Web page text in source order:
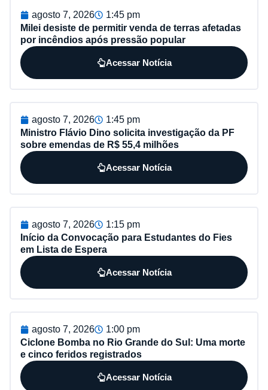
agosto 7, 2026
1:45 pm
Milei desiste de permitir venda de terras afetadas
por incêndios após pressão popular
Acessar Notícia
agosto 7, 2026
1:45 pm
Ministro Flávio Dino solicita investigação da PF
sobre emendas de R$ 55,4 milhões
Acessar Notícia
agosto 7, 2026
1:15 pm
Início da Convocação para Estudantes do Fies
em Lista de Espera
Acessar Notícia
agosto 7, 2026
1:00 pm
Ciclone Bomba no Rio Grande do Sul: Uma morte
e cinco feridos registrados
Acessar Notícia